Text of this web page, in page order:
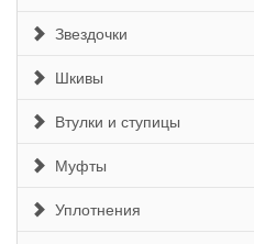
Звездочки
Шкивы
Втулки и ступицы
Муфты
Уплотнения